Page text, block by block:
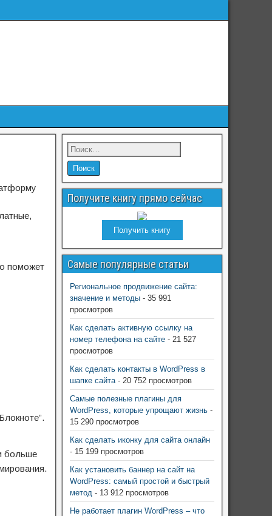
поможет
больше
Получите книгу прямо сейчас
Получить книгу
Самые популярные статьи
Региональное продвижение сайта:
значение и методы - 35 991
просмотров
Как сделать активную ссылку на
номер телефона на сайте - 21 527
просмотров
Как сделать контакты в WordPress в
шапке сайта- 20 752 просмотров
Самые полезные плагины для
WordPress, которые упрощают жизнь -
15 290 просмотров
Как сделать иконку для сайта онлайн
- 15 199 просмотров
Как установить баннер на сайт на
WordPress: самый простой и быстрый
метод - 13 912 просмотров
Не работает плагин WordPress – что